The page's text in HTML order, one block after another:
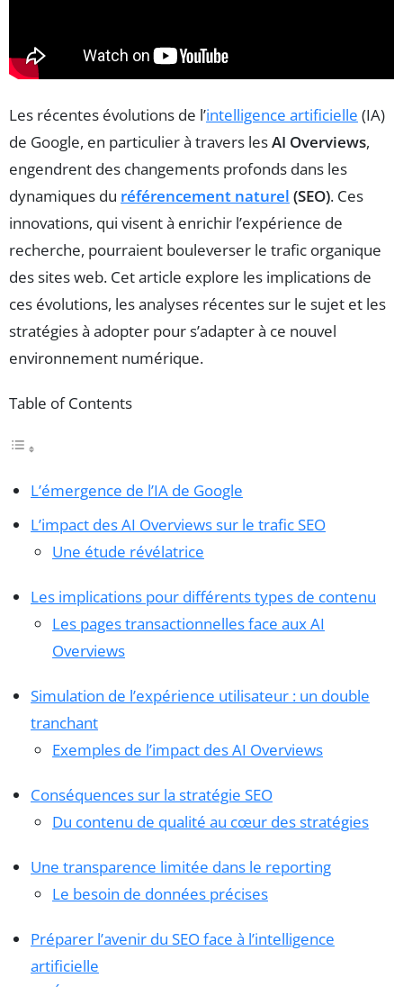
Les récentes évolutions de l’intelligence artificielle (IA)
de Google, en particulier à travers lesAI Overviews,
engendrent des changements profonds dans les
dynamiques du référencement naturel (SEO). Ces
innovations, qui visent à enrichir l’expérience de
recherche, pourraient bouleverser le trafic organique
des sites web. Cet article explore les implications de
ces évolutions, les analyses récentes sur le sujet et les
stratégies à adopter pour s’adapter à ce nouvel
environnement numérique.
Table of Contents
L’émergence de l’IA de Google
L’impact des AI Overviews sur le trafic SEO
Une étude révélatrice
Les implications pour différents types de contenu
Les pages transactionnelles face aux AI
Overviews
Simulation de l’expérience utilisateur : un double
tranchant
Exemples de l’impact des AI Overviews
Conséquences sur la stratégie SEO
Du contenu de qualité au cœur des stratégies
Une transparence limitée dans le reporting
Le besoin de données précises
Préparer l’avenir du SEO face à l’intelligence
artificielle